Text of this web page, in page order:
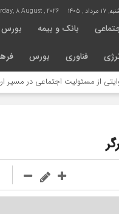
۱۷ مرداد , ۱۴۰۵ 8 August , 2026
بانک و بیمه بورس
فناوری بورس
اجتماعی در مسیر اربعین